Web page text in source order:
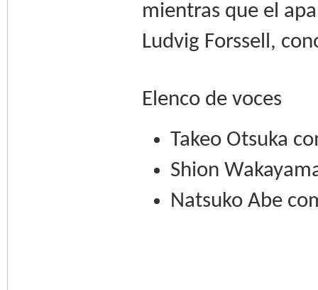
mientras que el
Ludvig Forssell,
Elenco de voces
Takeo Otsuka
Shion
Natsuko Abe